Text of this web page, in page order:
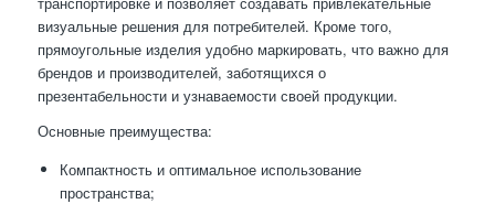
визуальные решения для потребителей. Кроме того,
прямоугольные изделия удобно маркировать, что важно для
брендов и производителей, заботящихся о
презентабельности и узнаваемости своей продукции.
Основные преимущества:
Компактность и оптимальное использование
пространства;